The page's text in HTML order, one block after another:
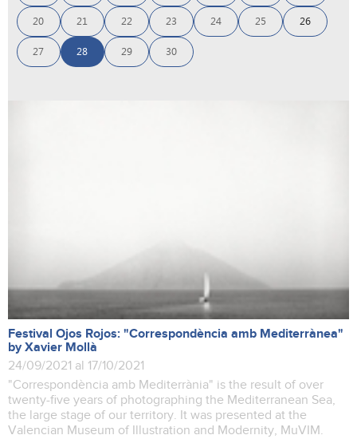
20 21 22 23 24 25 26
27 28 29 30
Festival Ojos Rojos: "Correspondència amb Mediterrànea"
by Xavier Mollà
24/09/2021 al 17/10/2021
"Correspondència amb Mediterrània" is the result of over
twenty-five years of photographing the Mediterranean Sea,
the large stage of our territory. It was presented at the
Valencian Museum of Illustration and Modernity, MuVIM.